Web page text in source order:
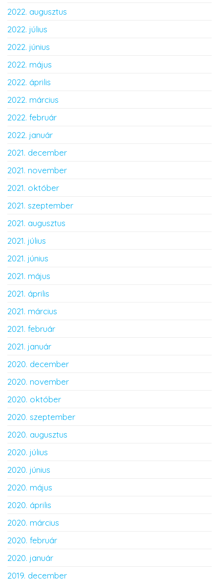
2022. augusztus
2022. július
2022. június
2022. május
2022. április
2022. március
2022. február
2022. január
2021. december
2021. november
2021. október
2021. szeptember
2021. augusztus
2021. július
2021. június
2021. május
2021. április
2021. március
2021. február
2021. január
2020. december
2020. november
2020. október
2020. szeptember
2020. augusztus
2020. július
2020. június
2020. május
2020. április
2020. március
2020. február
2020. január
2019. december